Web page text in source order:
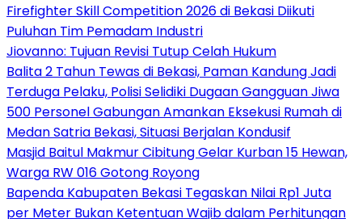
Firefighter Skill Competition 2026 di Bekasi Diikuti
Puluhan Tim Pemadam Industri
Jiovanno: Tujuan Revisi Tutup Celah Hukum
Balita 2 Tahun Tewas di Bekasi, Paman Kandung Jadi
Terduga Pelaku, Polisi Selidiki Dugaan Gangguan Jiwa
500 Personel Gabungan Amankan Eksekusi Rumah di
Medan Satria Bekasi, Situasi Berjalan Kondusif
Masjid Baitul Makmur Cibitung Gelar Kurban 15 Hewan,
Warga RW 016 Gotong Royong
Bapenda Kabupaten Bekasi Tegaskan Nilai Rp1 Juta
per Meter Bukan Ketentuan Wajib dalam Perhitungan